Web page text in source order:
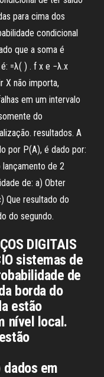
para cima dos
condicional
que a soma é
=λ( ) . f x e −λ.x
X não importa,
em um intervalo
do
resultados. A
por P(A), é dado por:
de 2
de: a) Obter
Que resultado do
do segundo.
DIGITAIS
sistemas de
de
borda do
estão
nível local.
em